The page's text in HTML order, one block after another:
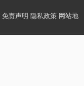
免责声明 隐私政策 网站地